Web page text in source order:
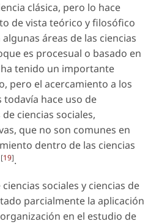
clásica, pero lo hace
de vista teórico y filosófico
áreas de las ciencias
es procesual o basado en
tenido un importante
pero el acercamiento a los
hace uso de
ciencias sociales,
que no son comunes en
dentro de las ciencias
19].
sociales y ciencias de
parcialmente la aplicación
en el estudio de